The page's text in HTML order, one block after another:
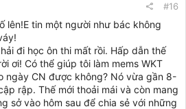
#16
lên!E tin một người như bác không
đi học ôn thi mất rồi. Hấp dẫn thế
ơi! Có thể giúp tôi làm mems WKT
ngày CN được không? Nó vừa gần 8-
rập. Thế mới thoải mái và còn mang
sở vào hôm sau để chia sẻ với những